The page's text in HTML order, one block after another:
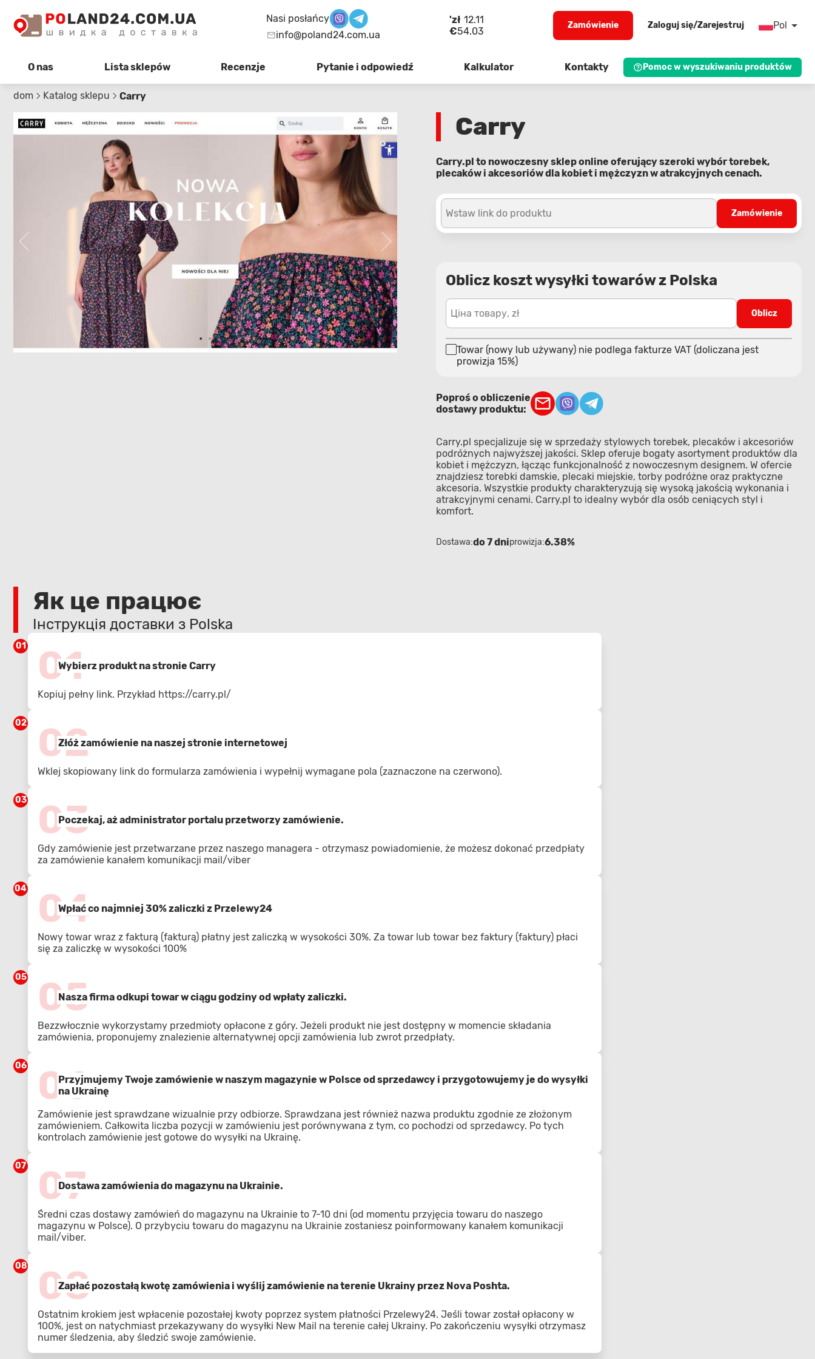
Nasi posłańcy
info@poland24.com.ua
'zł 12.11
€54.03
Zamówienie Zaloguj się/Zarejestruj Pol
O nas Lista sklepów Recenzje Pytanie i odpowiedź Kalkulator Kontakty Pomoc w wyszukiwaniu produktów
dom Katalog sklepu Carry
Carry
Carry.pl to nowoczesny sklep online oferujący szeroki wybór torebek,
plecaków i akcesoriów dla kobiet i mężczyzn w atrakcyjnych cenach.
Wstaw link do produktu Zamówienie
Oblicz koszt wysyłki towarów z Polska
Ціна товару, zł Oblicz
Towar (nowy lub używany) nie podlega fakturze VAT (doliczana jest
prowizja 15%)
Poproś o obliczenie
dostawy produktu:
Carry.pl specjalizuje się w sprzedaży stylowych torebek, plecaków i akcesoriów
podróżnych najwyższej jakości. Sklep oferuje bogaty asortyment produktów dla
kobiet i mężczyzn, łącząc funkcjonalność z nowoczesnym designem. W ofercie
znajdziesz torebki damskie, plecaki miejskie, torby podróżne oraz praktyczne
akcesoria. Wszystkie produkty charakteryzują się wysoką jakością wykonania i
atrakcyjnymi cenami. Carry.pl to idealny wybór dla osób ceniących styl i
komfort.
Dostawa:do 7 dniprowizja:6.38%
Як це працює
Інструкція доставки з Polska
01 01
Wybierz produkt na stronie Carry
Kopiuj pełny link. Przykład https://carry.pl/
02 02
Złóż zamówienie na naszej stronie internetowej
Wklej skopiowany link do formularza zamówienia i wypełnij wymagane pola (zaznaczone na czerwono).
03 03
Poczekaj, aż administrator portalu przetworzy zamówienie.
Gdy zamówienie jest przetwarzane przez naszego managera - otrzymasz powiadomienie, że możesz dokonać przedpłaty
za zamówienie kanałem komunikacji mail/viber
04 04
Wpłać co najmniej 30% zaliczki z Przelewy24
Nowy towar wraz z fakturą (fakturą) płatny jest zaliczką w wysokości 30%. Za towar lub towar bez faktury (faktury) płaci
się za zaliczkę w wysokości 100%
05 05
Nasza firma odkupi towar w ciągu godziny od wpłaty zaliczki.
Bezzwłocznie wykorzystamy przedmioty opłacone z góry. Jeżeli produkt nie jest dostępny w momencie składania
zamówienia, proponujemy znalezienie alternatywnej opcji zamówienia lub zwrot przedpłaty.
06 06
Przyjmujemy Twoje zamówienie w naszym magazynie w Polsce od sprzedawcy i przygotowujemy je do wysyłki
na Ukrainę
Zamówienie jest sprawdzane wizualnie przy odbiorze. Sprawdzana jest również nazwa produktu zgodnie ze złożonym
zamówieniem. Całkowita liczba pozycji w zamówieniu jest porównywana z tym, co pochodzi od sprzedawcy. Po tych
kontrolach zamówienie jest gotowe do wysyłki na Ukrainę.
07 07
Dostawa zamówienia do magazynu na Ukrainie.
Średni czas dostawy zamówień do magazynu na Ukrainie to 7-10 dni (od momentu przyjęcia towaru do naszego
magazynu w Polsce). O przybyciu towaru do magazynu na Ukrainie zostaniesz poinformowany kanałem komunikacji
mail/viber.
08 08
Zapłać pozostałą kwotę zamówienia i wyślij zamówienie na terenie Ukrainy przez Nova Poshta.
Ostatnim krokiem jest wpłacenie pozostałej kwoty poprzez system płatności Przelewy24. Jeśli towar został opłacony w
100%, jest on natychmiast przekazywany do wysyłki New Mail na terenie całej Ukrainy. Po zakończeniu wysyłki otrzymasz
numer śledzenia, aby śledzić swoje zamówienie.